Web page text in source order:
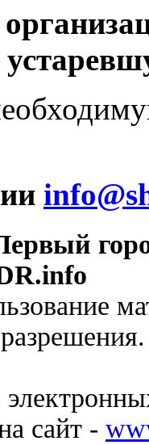
сайт -